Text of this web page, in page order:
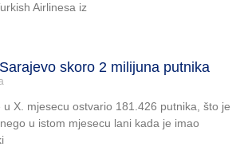
Airlinesa iz
skoro 2 milijuna putnika
X. mjesecu ostvario 181.426 putnika, što je
u istom mjesecu lani kada je imao